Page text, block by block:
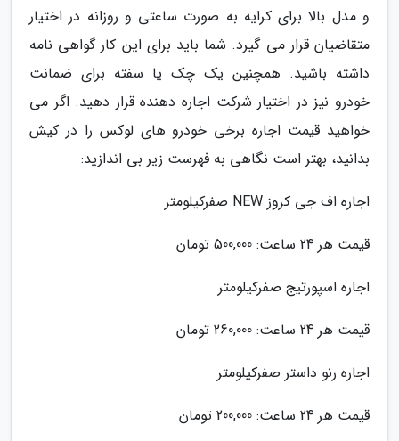
و مدل بالا برای کرایه به صورت ساعتی و روزانه در اختیار
متقاضیان قرار می گیرد. شما باید برای این کار گواهی نامه
داشته باشید. همچنین یک چک یا سفته برای ضمانت
خودرو نیز در اختیار شرکت اجاره دهنده قرار دهید. اگر می
خواهید قیمت اجاره برخی خودرو های لوکس را در کیش
بدانید، بهتر است نگاهی به فهرست زیر بی اندازید:
اجاره اف جی کروز NEW صفرکیلومتر
قیمت هر 24 ساعت: 500,000 تومان
اجاره اسپورتیج صفرکیلومتر
قیمت هر 24 ساعت: 260,000 تومان
اجاره رنو داستر صفرکیلومتر
قیمت هر 24 ساعت: 200,000 تومان